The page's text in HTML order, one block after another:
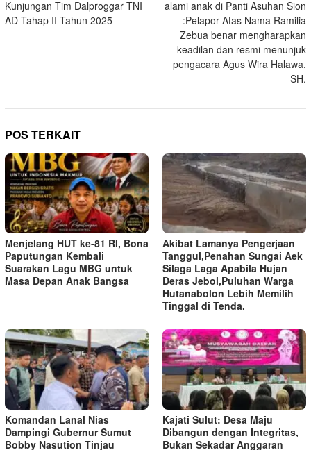
Kunjungan Tim Dalproggar TNI
AD Tahap II Tahun 2025
alami anak di Panti Asuhan Sion
:Pelapor Atas Nama Ramilia
Zebua benar mengharapkan
keadilan dan resmi menunjuk
pengacara Agus Wira Halawa,
SH.
POS TERKAIT
Menjelang HUT ke-81 RI, Bona
Paputungan Kembali
Suarakan Lagu MBG untuk
Masa Depan Anak Bangsa
Akibat Lamanya Pengerjaan
Tanggul,Penahan Sungai Aek
Silaga Laga Apabila Hujan
Deras Jebol,Puluhan Warga
Hutanabolon Lebih Memilih
Tinggal di Tenda.
Komandan Lanal Nias
Dampingi Gubernur Sumut
Bobby Nasution Tinjau
Kajati Sulut: Desa Maju
Dibangun dengan Integritas,
Bukan Sekadar Anggaran